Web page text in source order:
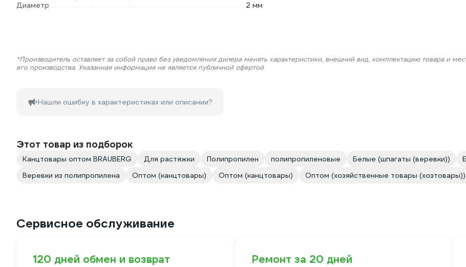
Диаметр
2 мм
*Производитель оставляет за собой право без уведомления дилера менять характеристики, внешний вид, комплектацию товара и
его производства. Указанная информация не является публичной офертой
Нашли ошибку в характеристиках или описании?
Этот товар из подборок
Канцтовары оптом BRAUBERG Для растяжки Полипропилен полипропиленовые Белые (шпагаты (веревки))
Веревки из полипропилена
Оптом (канцтовары) Оптом (канцтовары) Оптом (хозяйственные товары (хозтовары))
Сервисное обслуживание
120 дней обмен и возврат Ремонт за 20 дней